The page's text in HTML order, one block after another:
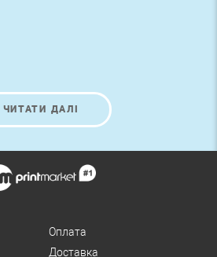
ЧИТАТИ ДАЛІ
Оплата
Доставка